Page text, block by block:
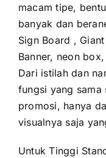
macam tipe,
banyak dan
Sign Board ,
Banner, neon
Dari istilah dan
fungsi yang sama
promosi, hanya
visualnya saja
Untuk Tinggi